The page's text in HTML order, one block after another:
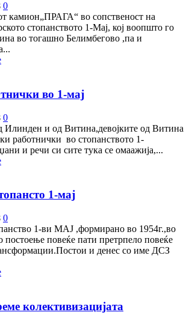
0
камион„ПРАГА“ во сопственост на
стопанството 1-Мај, кој воопшто го
во тогашно Белимбегово ,па и
во 1-мај
0
Илинден и од Витина,девојките од Витина
работнички во стопанството 1-
и речи си сите тука се омаажија,...
1-мај
0
1-ви МАЈ ,формирано во 1954г.,во
постоење повеќе пати претрпело повеќе
и денес со име ДСЗ
колективизацијата